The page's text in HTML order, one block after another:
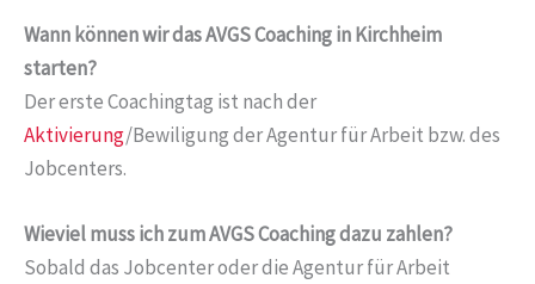
Wann können wir das AVGS Coaching in Kirchheim
starten?
Der erste Coachingtag ist nach der
Aktivierung/Bewiligung der Agentur für Arbeit bzw. des
Jobcenters.
Wieviel muss ich zum AVGS Coaching dazu zahlen?
Sobald das Jobcenter oder die Agentur für Arbeit